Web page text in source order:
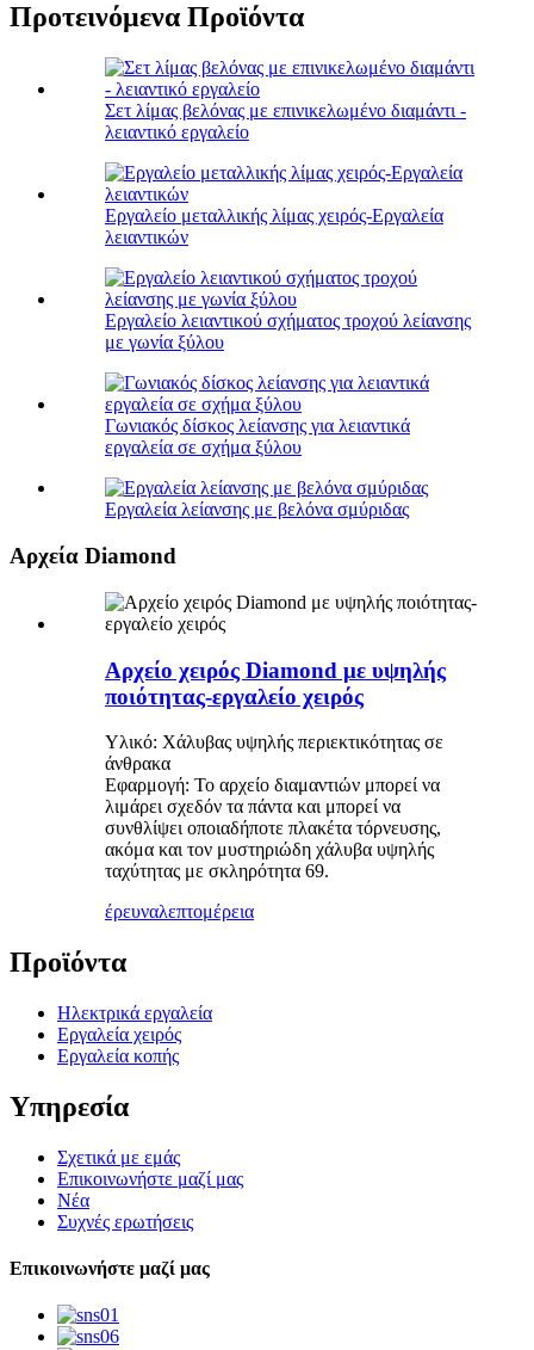
Προτεινόμενα Προϊόντα
Σετ λίμας βελόνας με επινικελωμένο διαμάντι -
λειαντικό εργαλείο
Εργαλείο μεταλλικής λίμας χειρός-Εργαλεία
λειαντικών
Εργαλείο λειαντικού σχήματος τροχού λείανσης
με γωνία ξύλου
Γωνιακός δίσκος λείανσης για λειαντικά
εργαλεία σε σχήμα ξύλου
Εργαλεία λείανσης με βελόνα σμύριδας
Αρχεία Diamond
Αρχείο χειρός Diamond με υψηλής
ποιότητας-εργαλείο χειρός
Υλικό: Χάλυβας υψηλής περιεκτικότητας σε
άνθρακα
Εφαρμογή: Το αρχείο διαμαντιών μπορεί να
λιμάρει σχεδόν τα πάντα και μπορεί να
συνθλίψει οποιαδήποτε πλακέτα τόρνευσης,
ακόμα και τον μυστηριώδη χάλυβα υψηλής
ταχύτητας με σκληρότητα 69.
έρευναλεπτομέρεια
Προϊόντα
Ηλεκτρικά εργαλεία
Εργαλεία χειρός
Εργαλεία κοπής
Υπηρεσία
Σχετικά με εμάς
Επικοινωνήστε μαζί μας
Νέα
Συχνές ερωτήσεις
Επικοινωνήστε μαζί μας